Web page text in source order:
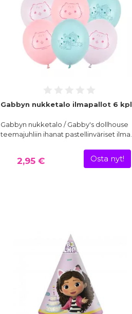
Gabbyn nukketalo ilmapallot 6 kpl
Gabbyn nukketalo / Gabby's dollhouse
teemajuhliin ihanat pastellinväriset ilma…
2,95 € Osta nyt!